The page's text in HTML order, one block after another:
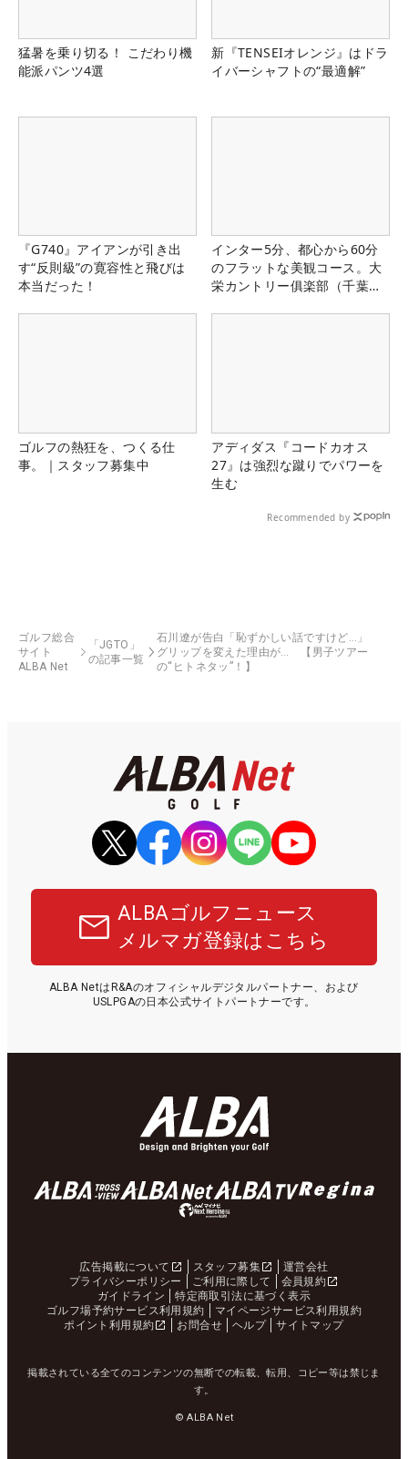
猛暑を乗り切る！ こだわり機
能派パンツ4選
新『TENSEIオレンジ』はドラ
イバーシャフトの“最適解”
『G740』アイアンが引き出
す“反則級”の寛容性と飛びは
本当だった！
インター5分、都心から60分
のフラットな美観コース。大
栄カントリー俱楽部（千葉
ゴルフの熱狂を、つくる仕
事。｜スタッフ募集中
アディダス『コードカオス
27』は強烈な蹴りでパワーを
生む
Recommended by
ゴルフ総合
サイト
ALBA Net
「JGTO」
の記事一覧
石川遼が告白「恥ずかしい話ですけど…」
グリップを変えた理由が… 【男子ツアー
の“ヒトネタッ”！】
ALBAゴルフニュース
メルマガ登録はこちら
ALBA NetはR&Aのオフィシャルデジタルパートナー、および
USLPGAの日本公式サイトパートナーです。
広告掲載について スタッフ募集
運営会社
プライバシーポリシー
ご利用に際して
会員規約
ガイドライン
特定商取引法に基づく表示
ゴルフ場予約サービス利用規約
マイページサービス利用規約
ポイント利用規約
お問合せ ヘルプ サイトマップ
掲載されている全てのコンテンツの無断での転載、転用、コピー等は禁じま
す。
© ALBA Net